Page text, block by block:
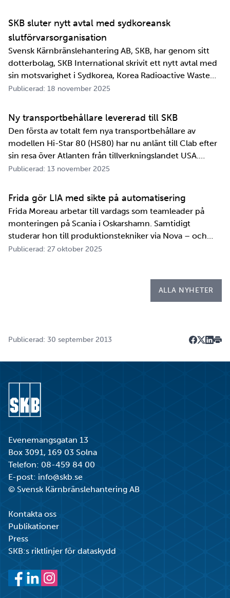
SKB sluter nytt avtal med sydkoreansk
slutförvarsorganisation
Svensk Kärnbränslehantering AB, SKB, har genom sitt
dotterbolag, SKB International skrivit ett nytt avtal med
sin motsvarighet i Sydkorea, Korea Radioactive Waste
Agency, KORAD. Avtalet, som är ett så kallat
samarbetet mellan de två organisationerna. …
Publicerad: 18 november 2025
Ny transportbehållare levererad till SKB
Den första av totalt fem nya transportbehållare av
modellen Hi-Star 80 (HS80) har nu anlänt till Clab efter
sin resa över Atlanten från tillverkningslandet USA.
Innan transportbehållaren kan bli en del av SKB:s
tester och utbildningar. Redan 2008 i…
Publicerad: 13 november 2025
Frida gör LIA med sikte på automatisering
Frida Moreau arbetar till vardags som teamleader på
monteringen på Scania i Oskarshamn. Samtidigt
studerar hon till produktionstekniker via Nova – och
under tio veckor i höst gör hon både sin praktik, även
Publicerad: 27 oktober 2025
ALLA NYHETER
Publicerad: 30 september 2013
Evenemangsgatan 13
Box 3091, 169 03 Solna
Telefon: 08-459 84 00
E-post: info@skb.se
© Svensk Kärnbränslehantering AB
Kontakta oss
Publikationer
Press
SKB:s riktlinjer för dataskydd